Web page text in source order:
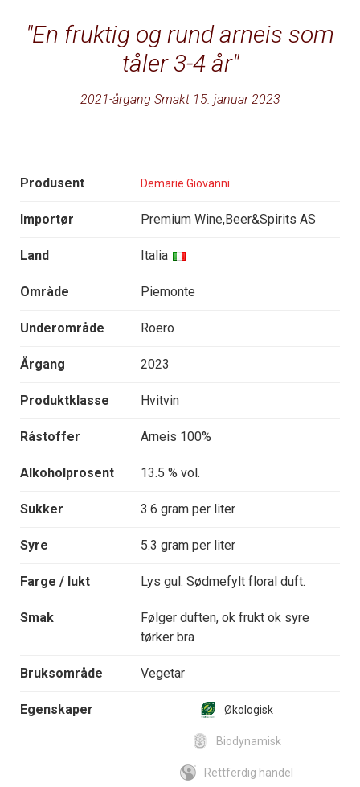
En fruktig og rund arneis som
tåler 3-4 år
2021-årgang Smakt 15. januar 2023
Produsent Demarie Giovanni
Importør Premium Wine,Beer&Spirits AS
Land Italia
Område Piemonte
Underområde Roero
Årgang 2023
Produktklasse Hvitvin
Råstoffer Arneis 100%
Alkoholprosent 13.5 % vol.
Sukker 3.6 gram per liter
Syre 5.3 gram per liter
Farge / lukt Lys gul. Sødmefylt floral duft.
Smak
Følger duften, ok frukt ok syre
tørker bra
Bruksområde Vegetar
Egenskaper Økologisk
Biodynamisk
Rettferdig handel